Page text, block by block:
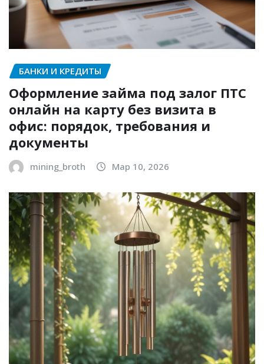
БАНКИ И КРЕДИТЫ
Оформление займа под залог ПТС
онлайн на карту без визита в
офис: порядок, требования и
документы
mining_broth Мар 10, 2026